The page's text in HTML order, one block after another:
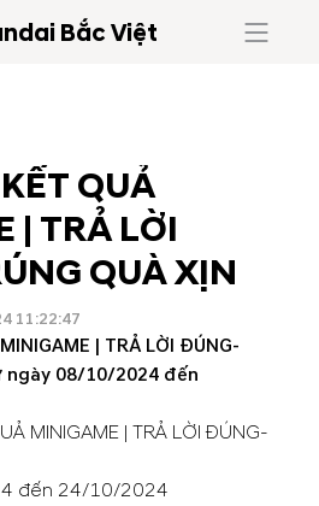
Bắc Việt
QUẢ
| TRẢ LỜI
QUÀ XỊN
11:22:47
| TRẢ LỜI ĐÚNG-
ngày 08/10/2024 đến
MINIGAME | TRẢ LỜI ĐÚNG-
đến 24/10/2024